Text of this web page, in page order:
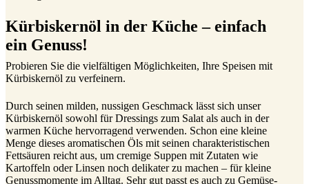
Kürbiskernöl in der Küche – einfach
ein Genuss!
Probieren Sie die vielfältigen Möglichkeiten, Ihre Speisen mit
Kürbiskernöl zu verfeinern.
Durch seinen milden, nussigen Geschmack lässt sich unser
Kürbiskernöl sowohl für Dressings zum Salat als auch in der
warmen Küche hervorragend verwenden. Schon eine kleine
Menge dieses aromatischen Öls mit seinen charakteristischen
Fettsäuren reicht aus, um cremige Suppen mit Zutaten wie
Kartoffeln oder Linsen noch delikater zu machen – für kleine
Genussmomente im Alltag. Sehr gut passt es auch zu Gemüse-